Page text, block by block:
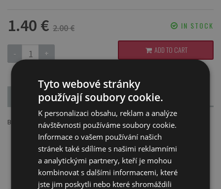
1.40 € 2.00 € IN STOCK
- + ADD TO CART
DESCRIPTION PARAMETERS
Boards with primed canvas.
RECOMMENDED TO PRODUCT
Tyto webové stránky
používají soubory cookie.
K personalizaci obsahu, reklam a analýze
návštěvnosti používáme soubory cookie.
Informace o vašem používání našich
stránek také sdílíme s našimi reklamními
a analytickými partnery, kteří je mohou
kombinovat s dalšími informacemi, které
jste jim poskytli nebo které shromáždili